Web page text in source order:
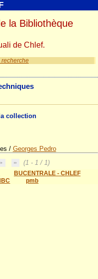
collection
/ Georges Pedro
(1 - 1 / 1)
BUCENTRALE - CHLEF
pmb
la Bibliothèque
de Chlef.